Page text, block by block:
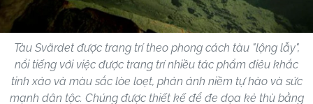
Tàu Svärdet được trang trí theo phong cách tàu "lộng lẫy",
nổi tiếng với việc được trang trí nhiều tác phẩm điêu khắc
tinh xảo và màu sắc lòe loẹt, phản ánh niềm tự hào và sức
mạnh dân tộc. Chúng được thiết kế để đe dọa kẻ thù bằng